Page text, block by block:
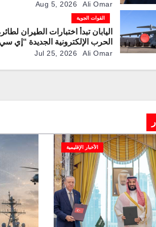
بالوقود جوًا من خلال تزويدها
“كيه سي-390 ميلينيوم”
Aug 5, 2026 Ali Omar
القوات الجوية
اليابان تبدأ اختبارات الطيران
الحرب الإلكترونية الجديدة “إي سي-
Jul 25, 2026 Ali Omar
الأخبار الإقليمية